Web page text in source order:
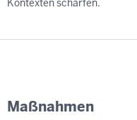
Maßnahmen